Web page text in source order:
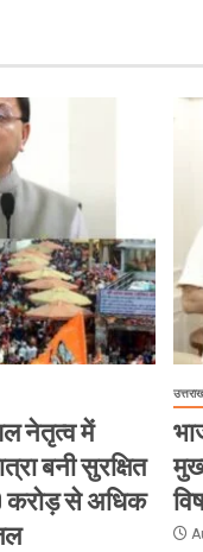
नेतृत्व में
बनी सुरक्षित
करोड़ से अधिक